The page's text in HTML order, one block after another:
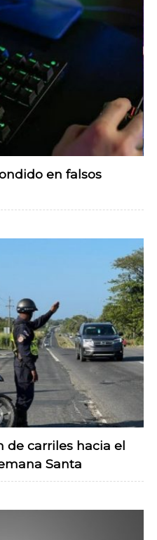
en falsos
de carriles hacia el
Santa